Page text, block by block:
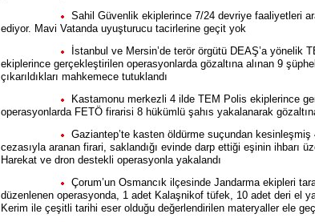
Sahil Güvenlik ekiplerince 7/24 devriye faaliyetleri
ediyor. Mavi Vatanda uyuşturucu tacirlerine geçit yok
İstanbul ve Mersin’de terör örgütü DEAŞ’a yönelik
ekiplerince gerçekleştirilen operasyonlarda gözaltına alınan 9
çıkarıldıkları mahkemece tutuklandı
Kastamonu merkezli 4 ilde TEM Polis ekiplerince
operasyonlarda FETÖ firarisi 8 hükümlü şahıs yakalanarak
Gaziantep’te kasten öldürme suçundan kesinleşmiş
cezasıyla aranan firari, saklandığı evinde darp ettiği eşinin ihbarı
Harekat ve dron destekli operasyonla yakalandı
Çorum’un Osmancık ilçesinde Jandarma ekipleri
düzenlenen operasyonda, 1 adet Kalaşnikof tüfek, 10 adet deri el
Kerim ile çeşitli tarihi eser olduğu değerlendirilen materyaller ele